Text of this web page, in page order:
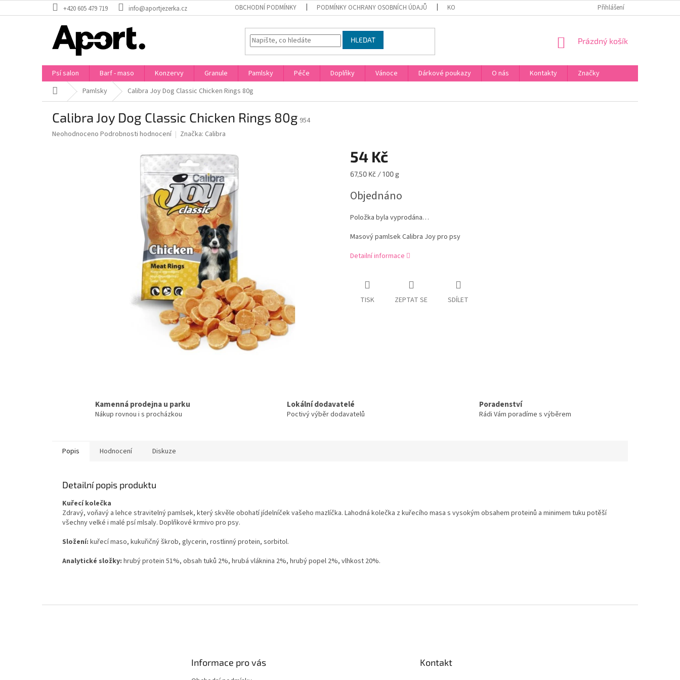
na
+420 605 479 719 info@aportjezerka.cz OBCHODNÍ PODMÍNKY PODMÍNKY OCHRANY OSOBNÍCH ÚDAJŮ KONTAKTY Přihlášení
HLEDAT
NÁKUPNÍ
Prázdný košík
Psí salon Barf - maso Konzervy Granule Pamlsky Péče Doplňky Vánoce Dárkové poukazy O nás Kontakty
Značky
Domů Pamlsky Calibra Joy Dog Classic Chicken Rings 80g
Calibra Joy Dog Classic Chicken Rings 80g 954
Průměrné
Neohodnoceno Podrobnosti hodnocení Značka: Calibra
54 Kč
Měrná
67,50 Kč / 100 g
Objednáno
Položka byla vyprodána…
Masový pamlsek Calibra Joy pro psy
Detailní informace
TISK ZEPTAT SE SDÍLET
Kamenná prodejna u parku
Nákup rovnou i s procházkou
Lokální dodavatelé
Poctivý výběr dodavatelů
Poradenství
Rádi Vám poradíme s výběrem
Popis Hodnocení Diskuze
Detailní popis produktu
Kuřecí kolečka
Zdravý, voňavý a lehce stravitelný pamlsek, který skvěle obohatí jídelníček vašeho mazlíčka. Lahodná kolečka z kuřecího masa s vysokým obsahem proteinů a minimem tuku potěší
všechny velké i malé psí mlsaly. Doplňkové krmivo pro psy.
Složení: kuřecí maso, kukuřičný škrob, glycerin, rostlinný protein, sorbitol.
Analytické složky: hrubý protein 51%, obsah tuků 2%, hrubá vláknina 2%, hrubý popel 2%, vlhkost 20%.
Informace pro vás Kontakt